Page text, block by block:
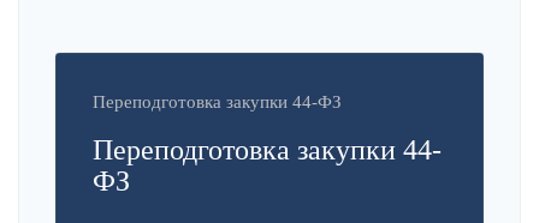
Переподготовка закупки 44-ФЗ
Переподготовка закупки 44-
ФЗ